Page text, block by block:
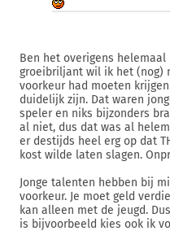
Ben het overigens helemaal
groeibriljant wil ik het (nog)
voorkeur had moeten
duidelijk zijn. Dat waren
speler en niks bijzonders
al niet, dus dat was al
er destijds heel erg op dat
kost wilde laten slagen.
Jonge talenten hebben bij
voorkeur. Je moet geld
kan alleen met de jeugd.
is bijvoorbeeld kies ook ik